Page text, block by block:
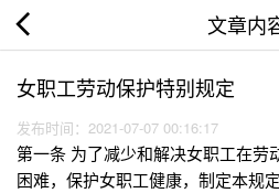
文章内
女职工劳动保护特别规定
发布时间：2021-07-07 00:16:17
第一条 为了减少和解决女职工在劳
困难，保护女职工健康，制定本